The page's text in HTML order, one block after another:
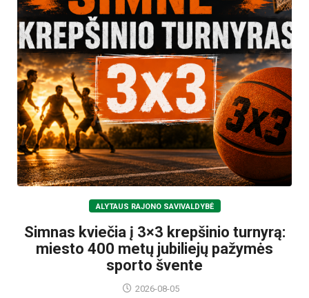
ALYTAUS RAJONO SAVIVALDYBĖ
Simnas kviečia į 3×3 krepšinio turnyrą:
miesto 400 metų jubiliejų pažymės
sporto švente
2026-08-05